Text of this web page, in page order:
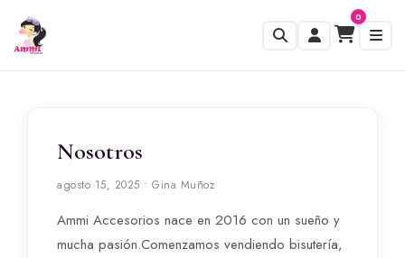
0
Nosotros
agosto 15, 2025 • Gina Muñoz
Ammi Accesorios nace en 2016 con un sueño y
mucha pasión.Comenzamos vendiendo bisutería,